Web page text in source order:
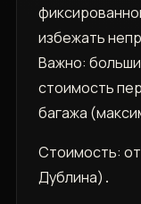
избежать
Важно:
стоимость
багажа
Стоимость:
Дублина)․